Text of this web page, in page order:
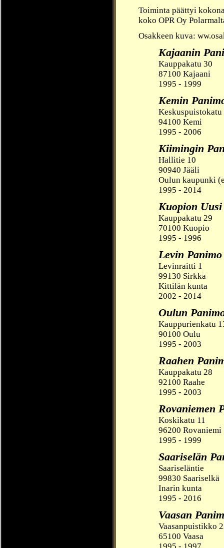
Toiminta päättyi
koko OPR Oy
Osakkeen kuva:
Kajaanin
Kauppakatu 30
87100 Kajaani
1995 - 1999
Kemin
Keskuspuistokatu
94100 Kemi
1995 - 2006
Kiimingin
Hallitie 10
90940 Jääli
Oulun kaupunki
1995 - 2014
Kuopion
Kauppakatu 29
70100 Kuopio
1995 - 1996
Levin
Levinraitti 1
99130 Sirkka
Kittilän kunta
2002 - 2014
Oulun
Kauppurienkatu
90100 Oulu
1995 - 2003
Raahen
Kauppakatu 28
92100 Raahe
1995 - 2003
Rovaniemen
Koskikatu 11
96200 Rovaniemi
1995 - 1999
Saariselän
Saariseläntie
99830 Saariselkä
Inarin kunta
1995 - 2016
Vaasan
Vaasanpuistikko
65100 Vaasa